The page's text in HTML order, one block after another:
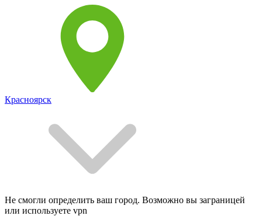
Красноярск
Не смогли определить ваш город. Возможно вы заграницей
или используете vpn